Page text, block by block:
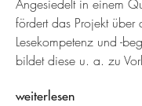
Angesiedelt in einem
fördert das Projekt über
Lesekompetenz und -
bildet diese u. a. zu
weiterlesen